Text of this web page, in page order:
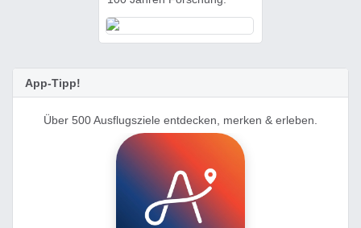
App-Tipp!
Über 500 Ausflugsziele entdecken, merken & erleben.